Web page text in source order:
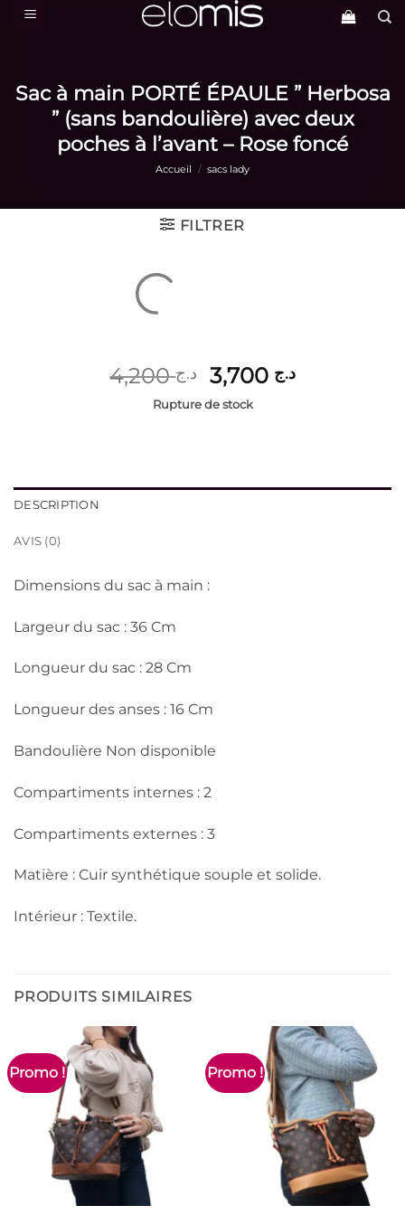
Passer
Sac à main PORTÉ ÉPAULE ” Herbosa
” (sans bandoulière) avec deux
poches à l’avant – Rose foncé
Accueil / sacs lady
FILTRER
د.ج4,200
Le
prix
د.ج 3,700
Le
Rupture de stock
DESCRIPTION
AVIS (0)
Dimensions du sac à main :
Largeur du sac : 36 Cm
Longueur du sac : 28 Cm
Longueur des anses : 16 Cm
Bandoulière Non disponible
Compartiments internes : 2
Compartiments externes : 3
Matière : Cuir synthétique souple et solide.
Intérieur : Textile.
PRODUITS SIMILAIRES
Promo ! Promo !